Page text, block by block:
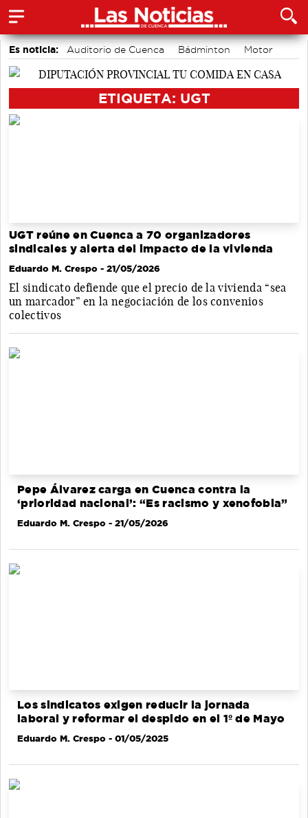
Es noticia: Auditorio de Cuenca Bádminton
Motor
accidentes laborales
ETIQUETA: UGT
UGT reúne en Cuenca a 70 organizadores
sindicales y alerta del impacto de la vivienda
Eduardo M. Crespo - 21/05/2026
El sindicato defiende que el precio de la vivienda “sea
un marcador” en la negociación de los convenios
colectivos
Pepe Álvarez carga en Cuenca contra la
‘prioridad nacional’: “Es racismo y xenofobia”
Eduardo M. Crespo - 21/05/2026
Los sindicatos exigen reducir la jornada
laboral y reformar el despido en el 1º de Mayo
Eduardo M. Crespo - 01/05/2025